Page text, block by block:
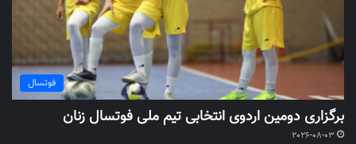
فوتسال
برگزاری دومین اردوی انتخابی تیم ملی فوتسال زنان
2026-08-03